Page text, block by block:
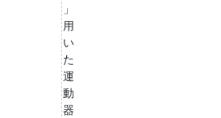
」
用
い
た
運
動
器